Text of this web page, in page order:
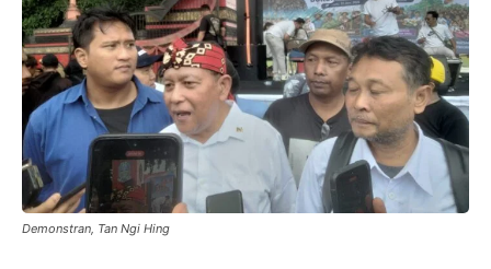
Demonstran, Tan Ngi Hing